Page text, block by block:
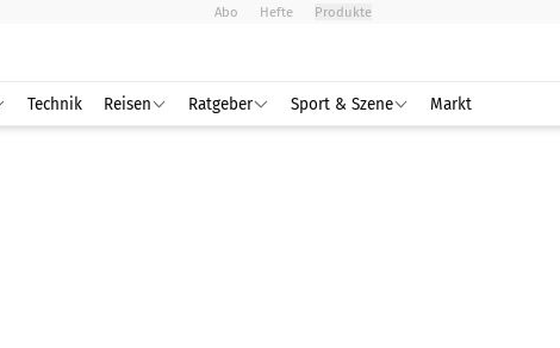
Abo Hefte Produkte
Technik Reisen Ratgeber Sport & Szene Markt